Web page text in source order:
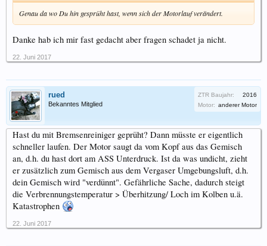
Genau da wo Du hin gesprüht hast, wenn sich der Motorlauf verändert.
Danke hab ich mir fast gedacht aber fragen schadet ja nicht.
22. Juni 2017
rued
Bekanntes Mitglied
ZTR Baujahr:
2016
Motor: anderer Motor
Hast du mit Bremsenreiniger geprüht? Dann müsste er eigentlich
schneller laufen. Der Motor saugt da vom Kopf aus das Gemisch
an, d.h. du hast dort am ASS Unterdruck. Ist da was undicht, zieht
er zusätzlich zum Gemisch aus dem Vergaser Umgebungsluft, d.h.
dein Gemisch wird "verdünnt". Gefährliche Sache, dadurch steigt
die Verbrennungstemperatur > Überhitzung/ Loch im Kolben u.ä.
Katastrophen
22. Juni 2017